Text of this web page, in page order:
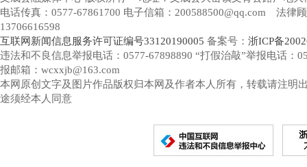
电话传真：0577-67861700 电子信箱：200588500@qq.com 法律
13706616598
互联网新闻信息服务许可证编号33120190005 备案号： 浙ICP备
违法和不良信息举报电话：0577-67898890 “打假治敲”举报电话：
报邮箱：wcxxjb@163.com
本网原创文字及图片作品版权归本网及作者本人所有，转载请注明
途须经本人同意